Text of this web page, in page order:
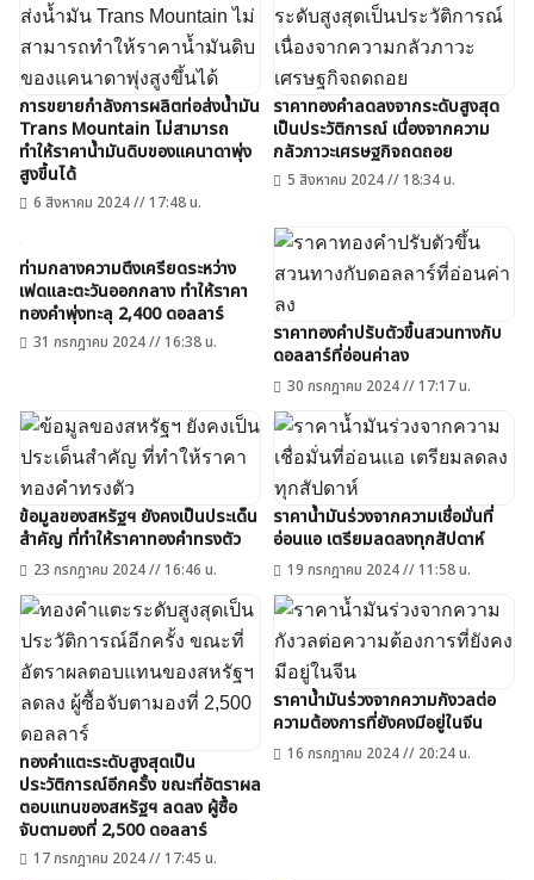
การขยายกำลังการผลิตท่อส่งน้ำมัน
Trans Mountain ไม่สามารถ
ทำให้ราคาน้ำมันดิบของแคนาดาพุ่ง
สูงขึ้นได้
6 สิงหาคม 2024 // 17:48 น.
ราคาทองคำลดลงจากระดับสูงสุด
เป็นประวัติการณ์ เนื่องจากความ
กลัวภาวะเศรษฐกิจถดถอย
5 สิงหาคม 2024 // 18:34 น.
ท่ามกลางความตึงเครียดระหว่าง
เฟดและตะวันออกกลาง ทำให้ราคา
ทองคำพุ่งทะลุ 2,400 ดอลลาร์
31 กรกฎาคม 2024 // 16:38 น.
ราคาทองคำปรับตัวขึ้นสวนทางกับ
ดอลลาร์ที่อ่อนค่าลง
30 กรกฎาคม 2024 // 17:17 น.
ข้อมูลของสหรัฐฯ ยังคงเป็นประเด็น
สำคัญ ที่ทำให้ราคาทองคำทรงตัว
23 กรกฎาคม 2024 // 16:46 น.
ราคาน้ำมันร่วงจากความเชื่อมั่นที่
อ่อนแอ เตรียมลดลงทุกสัปดาห์
19 กรกฎาคม 2024 // 11:58 น.
ทองคำแตะระดับสูงสุดเป็น
ประวัติการณ์อีกครั้ง ขณะที่อัตราผล
ตอบแทนของสหรัฐฯ ลดลง ผู้ซื้อ
จับตามองที่ 2,500 ดอลลาร์
17 กรกฎาคม 2024 // 17:45 น.
ราคาน้ำมันร่วงจากความกังวลต่อ
ความต้องการที่ยังคงมีอยู่ในจีน
16 กรกฎาคม 2024 // 20:24 น.